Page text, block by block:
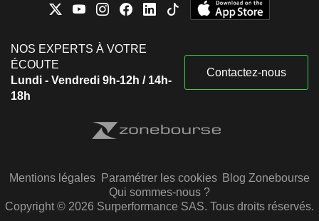
NOS EXPERTS À VOTRE
ÉCOUTE
Lundi - Vendredi 9h-12h / 14h-
18h
Contactez-nous
Mentions légales Paramétrer les cookies Blog Zonebourse
Qui sommes-nous ?
Copyright © 2026 Surperformance SAS. Tous droits réservés.